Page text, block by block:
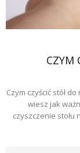
CZYM
Czym czyścić stół
wiesz jak
czyszczenie stołu